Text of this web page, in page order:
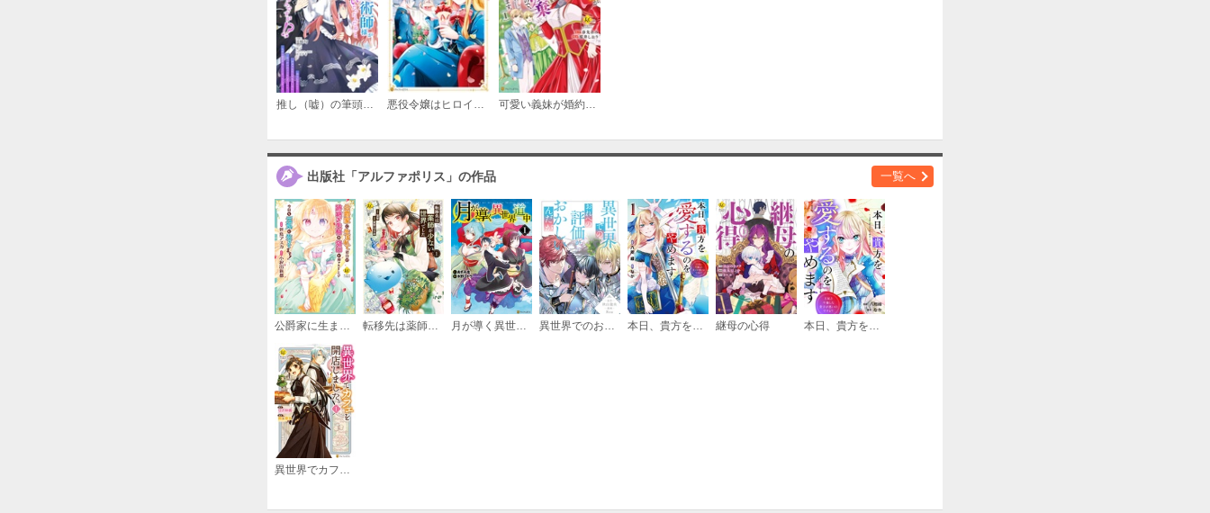
推し（嘘）の筆頭魔術師様が「俺たち、両思いだったんだね」と溺愛してくるんですが！？ 悪役令嬢はヒロインを虐めている場合ではない 可愛い義妹が婚約破棄されたらしいので、今から「御礼」に参ります。
出版社「アルファポリス」の作品 一覧へ
公爵家に生まれて初日に跡継ぎ失格の烙印を押されましたが今日も元気に生きてます！ 転移先は薬師が少ない世界でした 月が導く異世界道中 異世界でのおれへの評価がおかしいんだが（分冊版） 本日、貴方を愛するのをやめます 王妃と不倫した貴方が悪いのですよ？ 継母の心得 本日、貴方を愛するのをやめます 王妃と不倫した貴方が悪いのですよ？（分冊版）
異世界でカフェを開店しました。